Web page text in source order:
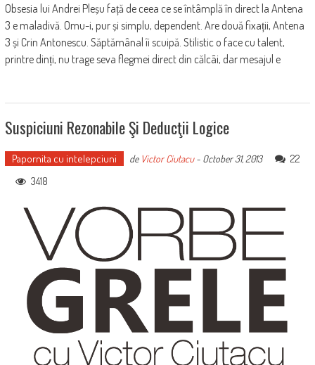
Obsesia lui Andrei Pleșu față de ceea ce se întâmplă în direct la Antena
3 e maladivă. Omu-i, pur și simplu, dependent. Are două fixații, Antena
3 și Crin Antonescu. Săptămânal îi scuipă. Stilistic o face cu talent,
printre dinți, nu trage seva flegmei direct din călcâi, dar mesajul e
Suspiciuni Rezonabile Şi Deducţii Logice
Papornita cu intelepciuni de Victor Ciutacu- October 31, 2013
22
3418